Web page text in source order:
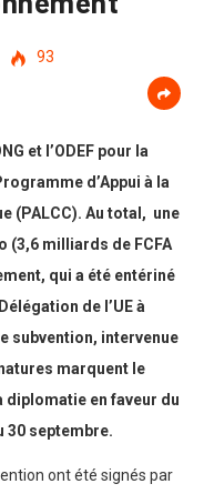
93
et l’ODEF pour la
d’Appui à la
(PALCC). Au total, une
(3,6 milliards de FCFA
qui a été entériné
de l’UE à
subvention, intervenue
marquent le
diplomatie en faveur du
30 septembre.
ont été signés par